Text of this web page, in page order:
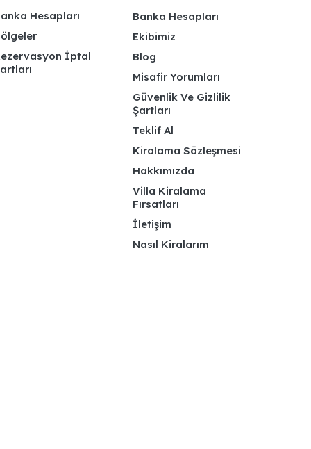
Hesapları
İptal
Banka Hesapları
Ekibimiz
Blog
Misafir Yorumları
Güvenlik Ve Gizlilik
Şartları
Teklif Al
Kiralama Sözleşmesi
Hakkımızda
Villa Kiralama
Fırsatları
İletişim
Nasıl Kiralarım